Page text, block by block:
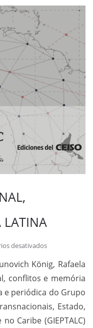
LATINA
desativadosem
CAPITALISTA
CONFLITOS
E
MEMÓRIA
König, Rafaela
conflitos e memória
e periódica do Grupo
Estado,
Caribe (GIEPTALC)